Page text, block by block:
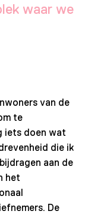
waar we
van de
te
iets doen wat
die ik
aan de
het
De